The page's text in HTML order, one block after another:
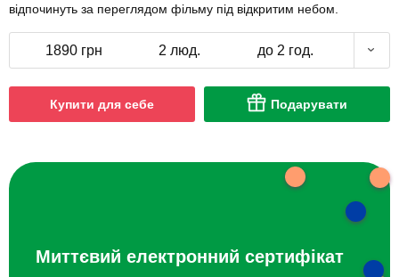
відпочинуть за переглядом фільму під відкритим небом.
1890 грн 2 люд. до 2 год.
Купити для себе Подарувати
Миттєвий електронний сертифікат